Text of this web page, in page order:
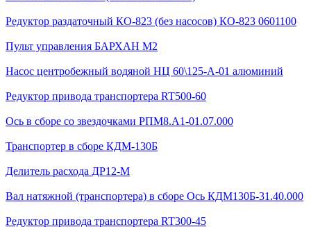
Редуктор раздаточный КО-823 (без насосов) КО-823 0601100
Пульт управления БАРХАН М2
Насос центробежный водяной НЦ 60\125-А-01 алюминий
Редуктор привода транспортера RT500-60
Ось в сборе со звездочками РПМ8.А1-01.07.000
Транспортер в сборе КДМ-130Б
Делитель расхода ДР12-М
Вал натяжной (транспортера) в сборе Ось КДМ130Б-31.40.000
Редуктор привода транспортера RT300-45